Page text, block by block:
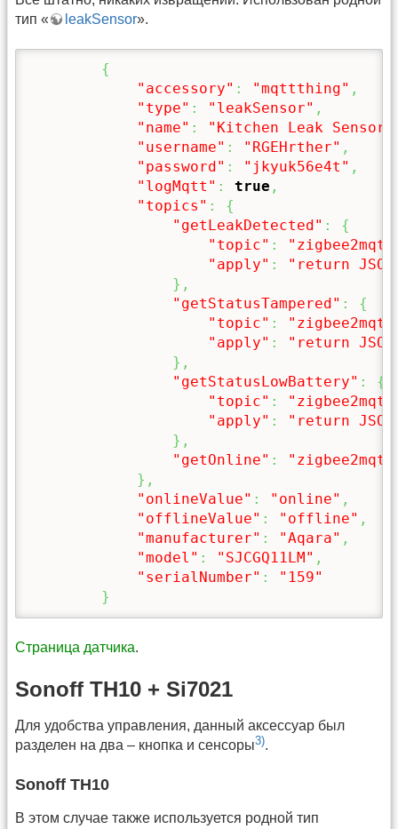
тип «
leakSensor».
{
"accessory" : "mqttthing" ,
"type" : "leakSensor" ,
"name" : "Kitchen Leak Sensor"
"username" : "RGEHrther" ,
"password" : "jkyuk56e4t" ,
"logMqtt" : true ,
"topics" :
{
"getLeakDetected" :
{
"topic" :
"apply" :
"return
} ,
"getStatusTampered" :
{
"topic" :
"apply" :
"return
} ,
"getStatusLowBattery" :
{
"topic" :
"apply" :
"return
} ,
"getOnline" :
} ,
"onlineValue" : "online" ,
"offlineValue" : "offline" ,
"manufacturer" : "Aqara" ,
"model" : "SJCGQ11LM" ,
"serialNumber" :
"159"
}
Страница датчика.
Sonoff TH10 + Si7021
Для удобства управления, данный аксессуар был
разделен на два – кнопка и сенсоры3).
Sonoff TH10
В этом случае также используется родной тип